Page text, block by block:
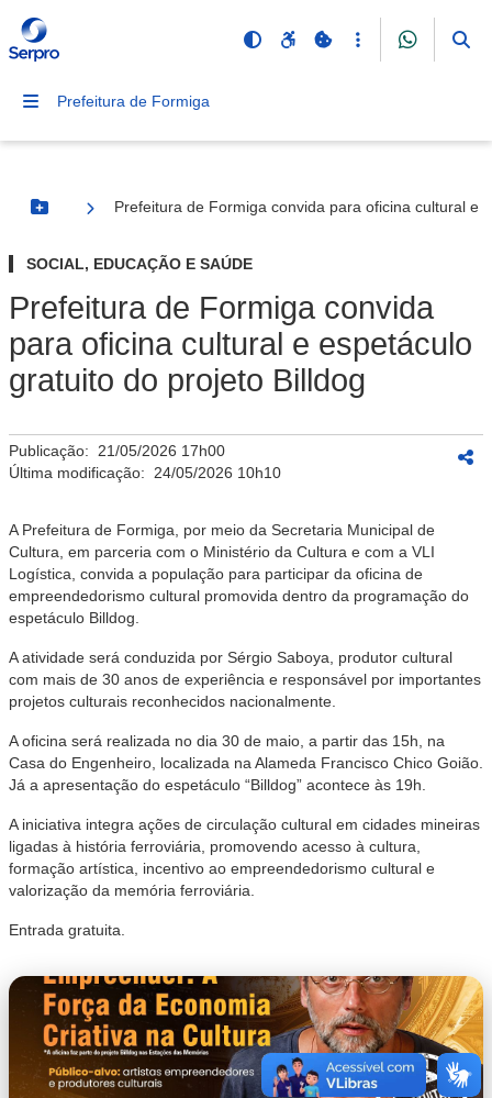
Prefeitura de Formiga
Botão Menu
Prefeitura de Formiga convida para oficina cultural e
SOCIAL, EDUCAÇÃO E SAÚDE
Prefeitura de Formiga convida
para oficina cultural e espetáculo
gratuito do projeto Billdog
Publicação: 21/05/2026 17h00
Última modificação: 24/05/2026 10h10
A Prefeitura de Formiga, por meio da Secretaria Municipal de
Cultura, em parceria com o Ministério da Cultura e com a VLI
Logística, convida a população para participar da oficina de
empreendedorismo cultural promovida dentro da programação do
espetáculo Billdog.
A atividade será conduzida por Sérgio Saboya, produtor cultural
com mais de 30 anos de experiência e responsável por importantes
projetos culturais reconhecidos nacionalmente.
A oficina será realizada no dia 30 de maio, a partir das 15h, na
Casa do Engenheiro, localizada na Alameda Francisco Chico Goião.
Já a apresentação do espetáculo “Billdog” acontece às 19h.
A iniciativa integra ações de circulação cultural em cidades mineiras
ligadas à história ferroviária, promovendo acesso à cultura,
formação artística, incentivo ao empreendedorismo cultural e
valorização da memória ferroviária.
Entrada gratuita.